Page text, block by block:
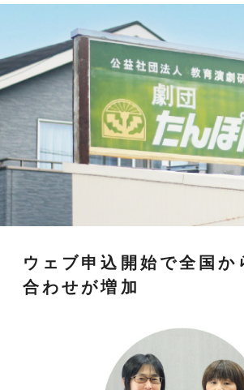
ウェブ申込開始で全国か
合わせが増加